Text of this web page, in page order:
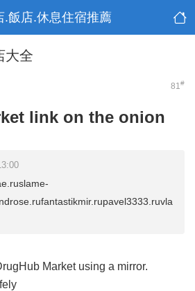
.飯店.休息住宿推薦
大全
81#
link on the onion
Market using a mirror.